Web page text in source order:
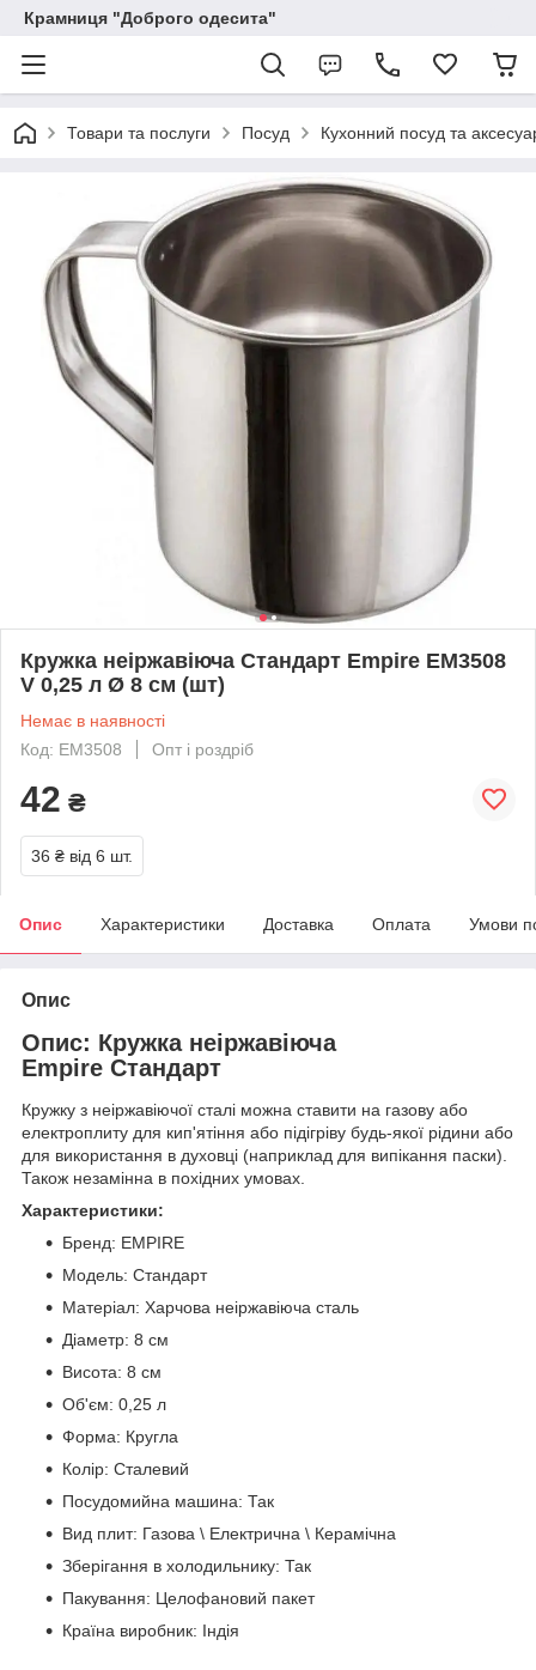
Крамниця "Доброго одесита"
Товари та послуги Посуд Кухонний посуд та
Кружка неіржавіюча Стандарт Empire EM3508
V 0,25 л Ø 8 см (шт)
Немає в наявності
Код: EM3508
Опт і роздріб
42 ₴
36 ₴ від 6 шт.
Опис Характеристики Доставка Оплата Умови
Опис
Опис: Кружка неіржавіюча
Empire Стандарт
Кружку з неіржавіючої сталі можна ставити на газову або
електроплиту для кип'ятіння або підігріву будь-якої рідини або
для використання в духовці (наприклад для випікання паски).
Також незамінна в похідних умовах.
Характеристики:
Бренд: EMPIRE
Модель: Стандарт
Матеріал: Харчова неіржавіюча сталь
Діаметр: 8 см
Висота: 8 см
Об'єм: 0,25 л
Форма: Кругла
Колір: Сталевий
Посудомийна машина: Так
Вид плит: Газова \ Електрична \ Керамічна
Зберігання в холодильнику: Так
Пакування: Целофановий пакет
Країна виробник: Індія